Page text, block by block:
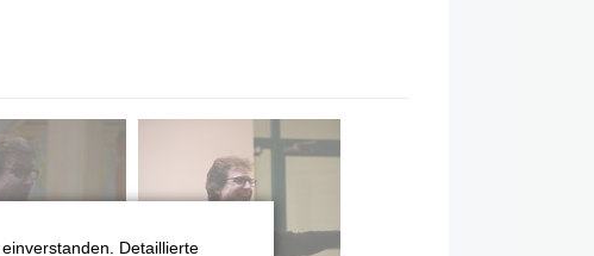
Detaillierte